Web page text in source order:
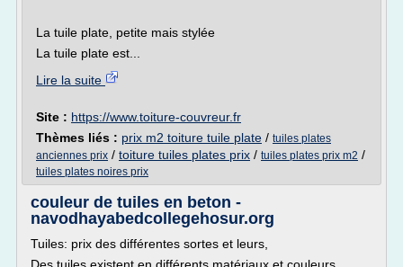
La tuile plate, petite mais stylée
La tuile plate est...
Lire la suite
Site : https://www.toiture-couvreur.fr
Thèmes liés : prix m2 toiture tuile plate / tuiles plates
anciennes prix / toiture tuiles plates prix / tuiles plates prix m2 /
tuiles plates noires prix
couleur de tuiles en beton -
navodhayabedcollegehosur.org
Tuiles: prix des différentes sortes et leurs,